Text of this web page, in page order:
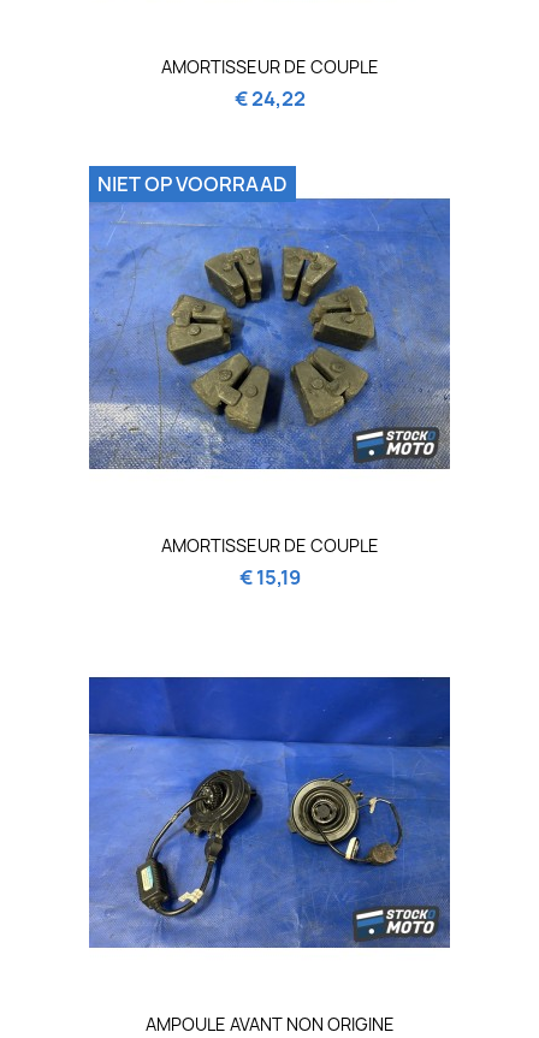
AMORTISSEUR DE COUPLE
€ 24,22
AMORTISSEUR DE COUPLE
€ 15,19
NIET OP VOORRAAD
AMPOULE AVANT NON ORIGINE